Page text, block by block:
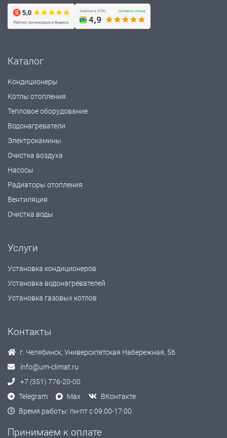
Каталог
Кондиционеры
Котлы отопления
Тепловое оборудование
Водонагреватели
Электрокамины
Очистка воздуха
Насосы
Радиаторы отопления
Вентиляция
Очистка воды
Услуги
Установка кондиционеров
Установка водонагревателей
Установка газовых котлов
Контакты
г. Челябинск, Университетская Набережная, 56
info@um-climat.ru
+7 (351) 776-20-00
Telegram
Max
ВКонтакте
Время работы: пн-пт с 09:00-17:00
Принимаем к оплате